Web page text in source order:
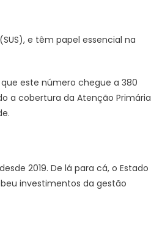
e têm papel essencial na
que este número chegue a 380
a cobertura da Atenção Primária
2019. De lá para cá, o Estado
investimentos da gestão